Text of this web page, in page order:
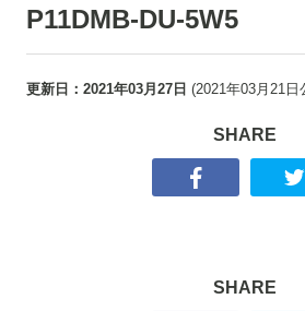
P11DMB-DU-5W5
更新日： 2021年03月27日 (2021年03月21日
SHARE
SHARE